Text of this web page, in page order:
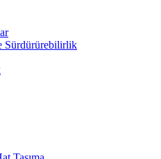
Sürdürürebilirlik